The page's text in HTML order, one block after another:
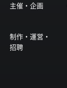
主催・企画
制作・運営・
招聘